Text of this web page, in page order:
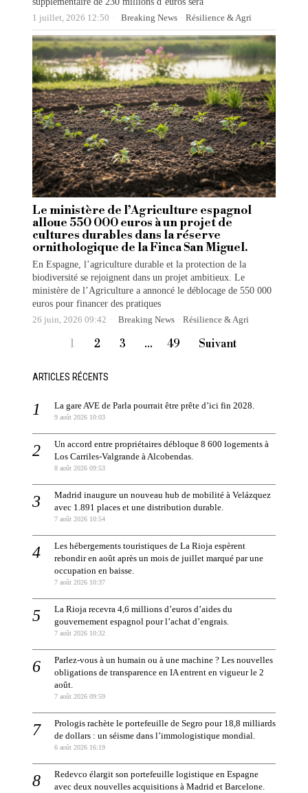
1 juillet, 2026 12:50 Breaking News · Résilience & Agri
Le ministère de l’Agriculture espagnol
alloue 550 000 euros à un projet de
cultures durables dans la réserve
ornithologique de la Finca San Miguel.
En Espagne, l’agriculture durable et la protection de la
biodiversité se rejoignent dans un projet ambitieux. Le
ministère de l’Agriculture a annoncé le déblocage de 550 000
euros pour financer des pratiques
26 juin, 2026 09:42 Breaking News · Résilience & Agri
1 2 3 … 49 Suivant
ARTICLES RÉCENTS
La gare AVE de Parla pourrait être prête d’ici fin 2028.
9 août 2026 10:03
Un accord entre propriétaires débloque 8 600 logements à
Los Carriles-Valgrande à Alcobendas.
8 août 2026 09:53
Madrid inaugure un nouveau hub de mobilité à Velázquez
avec 1.891 places et une distribution durable.
7 août 2026 10:54
Les hébergements touristiques de La Rioja espèrent
rebondir en août après un mois de juillet marqué par une
occupation en baisse.
7 août 2026 10:37
La Rioja recevra 4,6 millions d’euros d’aides du
gouvernement espagnol pour l’achat d’engrais.
7 août 2026 10:32
Parlez-vous à un humain ou à une machine ? Les nouvelles
obligations de transparence en IA entrent en vigueur le 2
août.
7 août 2026 09:59
Prologis rachète le portefeuille de Segro pour 18,8 milliards
de dollars : un séisme dans l’immologistique mondial.
6 août 2026 16:19
Redevco élargit son portefeuille logistique en Espagne
avec deux nouvelles acquisitions à Madrid et Barcelone.